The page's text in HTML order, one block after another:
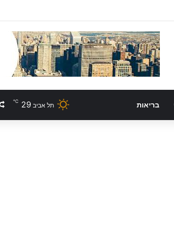
בריאות תל אביב 29
℃